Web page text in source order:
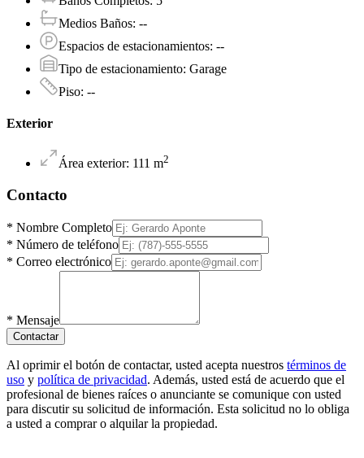
Medios Baños: --
Espacios de estacionamientos: --
Tipo de estacionamiento: Garage
Piso: --
Exterior
Área exterior: 111 m2
Contacto
* Nombre Completo
* Número de teléfono
* Correo electrónico
* Mensaje
Contactar
Al oprimir el botón de contactar, usted acepta nuestros términos de
uso y política de privacidad. Además, usted está de acuerdo que el
profesional de bienes raíces o anunciante se comunique con usted
para discutir su solicitud de información. Esta solicitud no lo obliga
a usted a comprar o alquilar la propiedad.